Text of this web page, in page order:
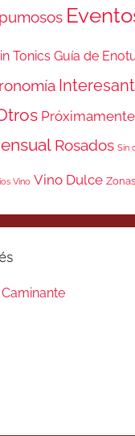
Tonics Guía de
Próximamente
Rosados Sin
Vino Vino Dulce